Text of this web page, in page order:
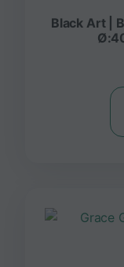
Black Art |